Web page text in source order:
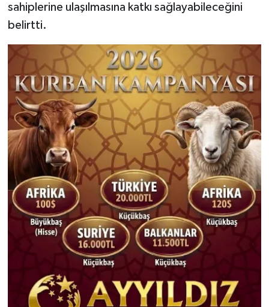
sahiplerine ulaşılmasına katkı sağlayabileceğini
belirtti.